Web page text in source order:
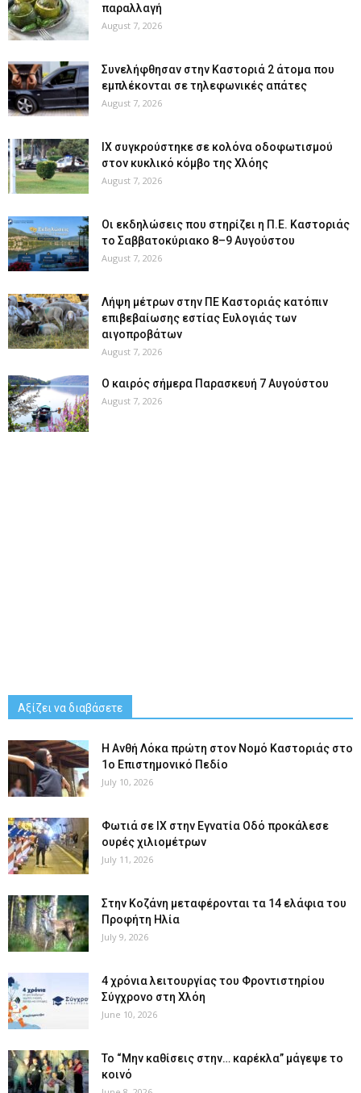
παραλλαγή
August 7, 2026
Συνελήφθησαν στην Καστοριά 2 άτομα που
εμπλέκονται σε τηλεφωνικές απάτες
August 7, 2026
ΙΧ συγκρούστηκε σε κολόνα οδοφωτισμού
στον κυκλικό κόμβο της Χλόης
August 7, 2026
Οι εκδηλώσεις που στηρίζει η Π.Ε. Καστοριάς
το Σαββατοκύριακο 8–9 Αυγούστου
August 7, 2026
Λήψη μέτρων στην ΠΕ Καστοριάς κατόπιν
επιβεβαίωσης εστίας Ευλογιάς των
αιγοπροβάτων
August 7, 2026
Ο καιρός σήμερα Παρασκευή 7 Αυγούστου
August 7, 2026
Αξίζει να διαβάσετε
Η Ανθή Λόκα πρώτη στον Νομό Καστοριάς στο
1ο Επιστημονικό Πεδίο
July 10, 2026
Φωτιά σε ΙΧ στην Εγνατία Οδό προκάλεσε
ουρές χιλιομέτρων
July 11, 2026
Στην Κοζάνη μεταφέρονται τα 14 ελάφια του
Προφήτη Ηλία
July 9, 2026
4 χρόνια λειτουργίας του Φροντιστηρίου
Σύγχρονο στη Χλόη
June 10, 2026
Το “Μην καθίσεις στην… καρέκλα” μάγεψε το
κοινό